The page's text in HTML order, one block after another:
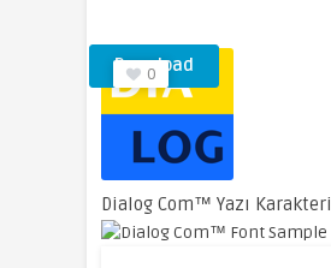
Download
0
Dialog Com™ Yazı Karakteri